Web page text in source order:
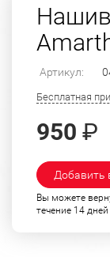
Артикул:
Бесплатная
950 ₽
Добавить
Вы можете
течение 14 дней